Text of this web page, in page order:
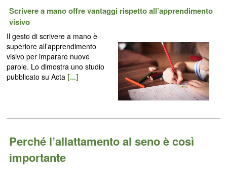
Scrivere a mano offre vantaggi rispetto all’apprendimento
visivo
Il gesto di scrivere a mano è
superiore all’apprendimento
visivo per imparare nuove
parole. Lo dimostra uno studio
pubblicato su Acta [...]
Perché l’allattamento al seno è così
importante